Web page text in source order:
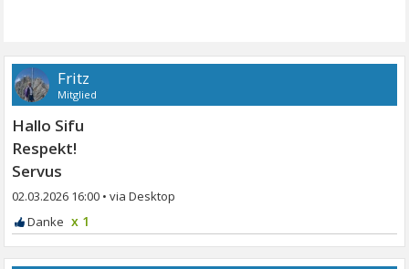
Fritz
Mitglied
Hallo Sifu
Respekt!
Servus
02.03.2026 16:00 •
x 1